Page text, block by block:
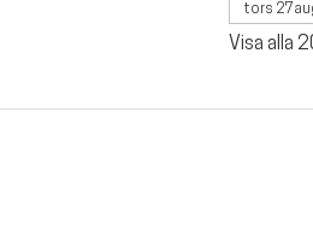
tors 27
Visa alla